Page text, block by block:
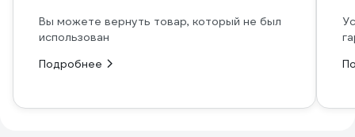
Вы можете вернуть товар, который не был
использован
Подробнее